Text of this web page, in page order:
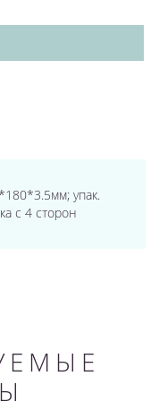
упак.
с 4 сторон